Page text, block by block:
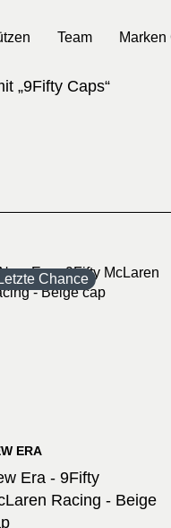
Team Marken
„9Fifty Caps“
Letzte Chance
ERA
Era - 9Fifty
Racing - Beige